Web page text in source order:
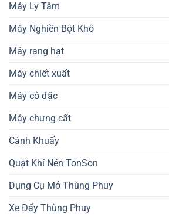
Máy Ly Tâm
Máy Nghiền Bột Khô
Máy rang hạt
Máy chiết xuất
Máy cô đặc
Máy chưng cất
Cánh Khuấy
Quạt Khí Nén TonSon
Dụng Cụ Mở Thùng Phuy
Xe Đẩy Thùng Phuy